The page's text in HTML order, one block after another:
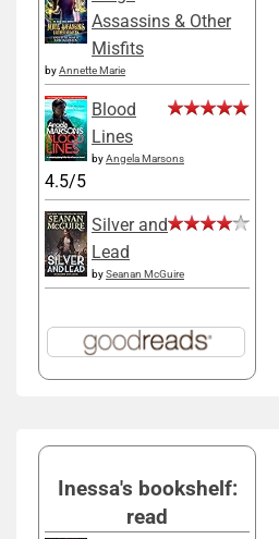
Assassins & Other
Misfits
byAnnette Marie
Blood
Lines
byAngela Marsons
4.5/5
Silver and
Lead
bySeanan McGuire
Inessa's bookshelf:
read